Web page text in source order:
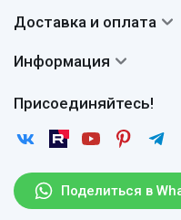
Поделиться в
Присоединяйтесь!
Авторы
Сертификаты
Вопросы и ответы
Отзывы
Рассылка
Доставка и оплата
Доставка
Возврат
Информация
Пользовательское
Защита персональных
Правила продажи